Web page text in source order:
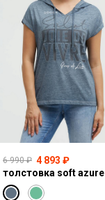
6 990 ₽ 4 893 ₽
толстовка soft azure